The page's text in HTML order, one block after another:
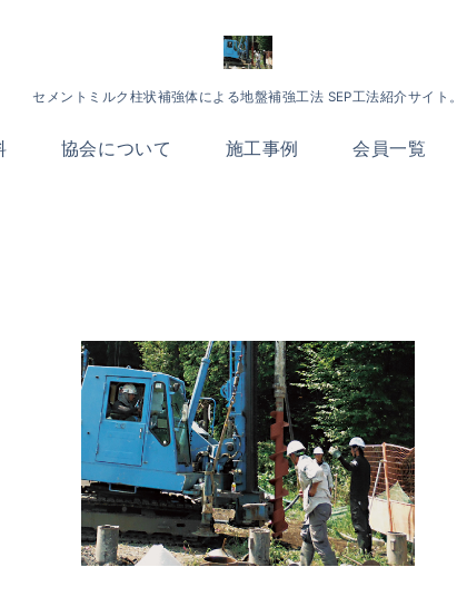
セメントミルク柱状補強体による地盤補強工法 SEP工法紹介サイト。
協会について 施工事例 会員一覧